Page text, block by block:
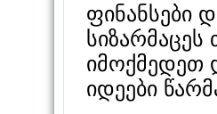
ფინანსები
სიზარმაცეს
იმოქმედეთ
იდეები